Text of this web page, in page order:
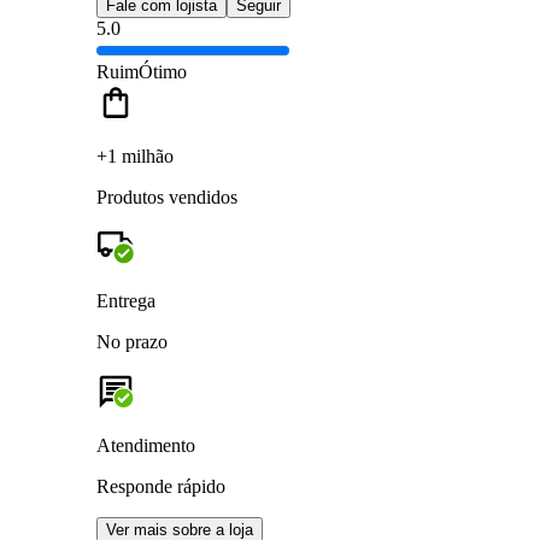
Fale com lojista Seguir
5.0
RuimÓtimo
+1 milhão
Produtos vendidos
Entrega
No prazo
Atendimento
Responde rápido
Ver mais sobre a loja